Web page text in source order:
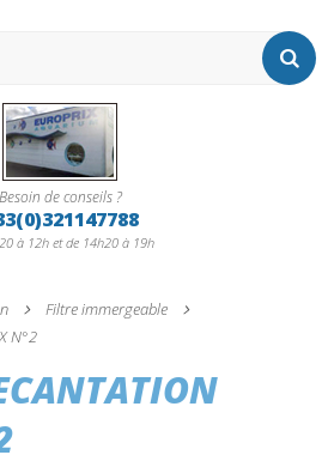
Besoin de conseils ?
à 12h et de 14h20 à 19h
Filtre immergeable
N°2